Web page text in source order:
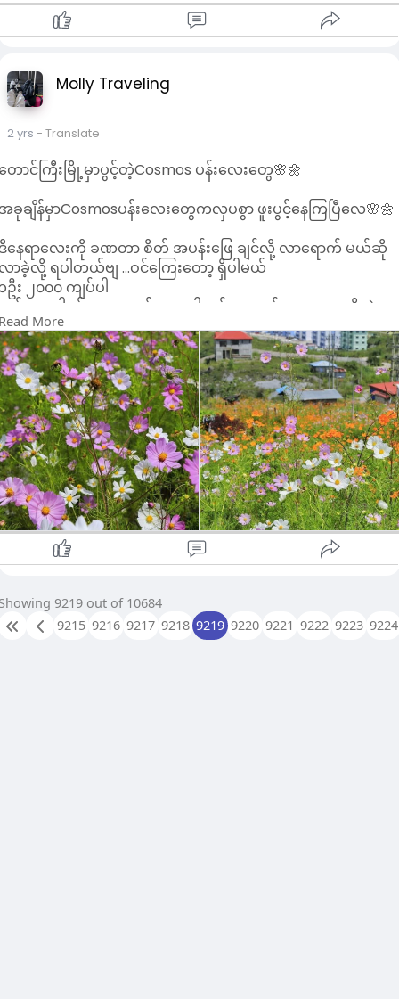
Molly Traveling
2 yrs - Translate
ောင်ကြီးမြို့မှာပွင့်တဲ့Cosmos ပန်းလေးတွေ🌸🌼
ခုချိန်မှာCosmosပန်းလေးတွေကလှပစွာ ဖူးပွင့်နေကြပြီလေ🌸🌼
နေရာလေးကို ခဏတာ စိတ် အပန်းဖြေ ချင်လို့ လာရောက် မယ်ဆို
ာခဲ့လို့ ရပါတယ်ဗျ ...ဝင်ကြေးတော့ ရှိပါမယ်
ဦး ၂၀၀၀ ကျပ်ပါ
င်မရာ ပါရင် ၅၀၀၀ ထပ်ပေးရပါမယ် ...ရောက်ဖူးသူ တွေ သိတဲ့
ေရာလေးပါ
လမ်းညွှန် ..စောစီ သံလမ်း ဂိတ်မှ ကား ၊ဆိုင်ကယ် တက်လို့ရပါ
ယ်
ေမောင်းတောင် ဘုန်းကြီးကျောင်း ဝန်းဖြတ် ဆင်းလာရင် ပန်းခင်း
လှ တွေ့ပါပြီ ဆိုင်ကယ်🛵🏍️ သီးသန့် တောင်ကြီး ဘူတာ ရှေ့က
က်ရင် ရပါတယ်ဗျ
More
9219 out of 10684
9215 9216 9217 9218 9219 9220 9221 9222 9223 9224